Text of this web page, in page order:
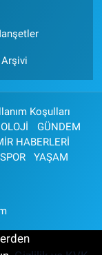
Koşulları
GÜNDEM
HABERLERİ
SPOR
YAŞAM